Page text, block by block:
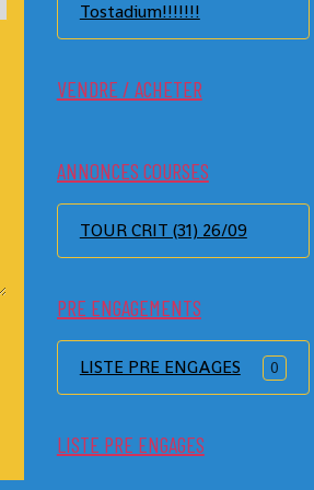
Tostadium!!!!!!!
VENDRE / ACHETER
ANNONCES COURSES
TOUR CRIT (31) 26/09
PRE ENGAGEMENTS
LISTE PRE ENGAGES 0
LISTE PRE ENGAGES